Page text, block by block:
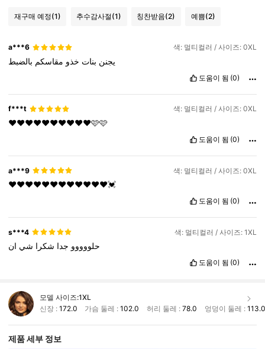
재구매 예정(1) 추수감사절(1) 칭찬받음(2) 예쁨(2)
a***6 색: 멀티컬러 / 사이즈: 0XL
يجنن بنات خذو مقاسكم بالضبط
도움이 됨 (0)
f***t 색: 멀티컬러 / 사이즈: 0XL
❤️❤️❤️❤️❤️❤️❤️❤️❤️❤️🩷🩷
도움이 됨 (0)
a***9 색: 멀티컬러 / 사이즈: 0XL
❤️❤️❤️❤️❤️❤️❤️❤️❤️❤️❤️❤️💓
도움이 됨 (0)
s***4 색: 멀티컬러 / 사이즈: 1XL
حلووووو جدا شكرا شي ان
도움이 됨 (0)
모델 사이즈:1XL
신장 : 172.0 가슴 둘레 :102.0 허리 둘레 : 78.0 엉덩이 둘레 : 113.0
제품 세부 정보